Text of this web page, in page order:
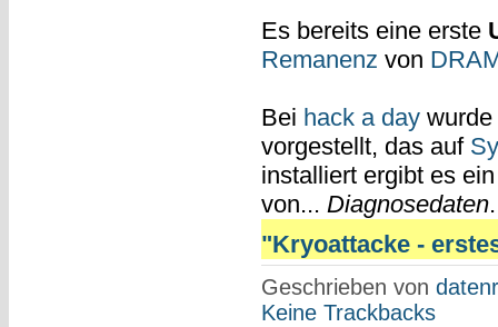
Es bereits eine erste
Remanenz von
Bei hack a daywurde
vorgestellt, das auf
installiert ergibt es
von... Diagnosedaten
"Kryoattacke -
Geschrieben von
Keine Trackbacks